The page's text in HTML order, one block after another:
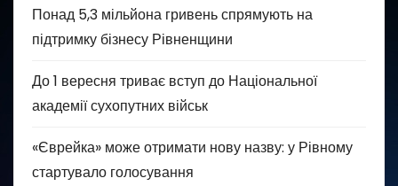
Понад 5,3 мільйона гривень спрямують на
підтримку бізнесу Рівненщини
До 1 вересня триває вступ до Національної
академії сухопутних військ
«Єврейка» може отримати нову назву: у Рівному
стартувало голосування